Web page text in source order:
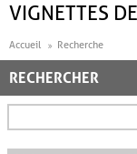
VIGNETTES
Accueil Recherche
RECHERCHER